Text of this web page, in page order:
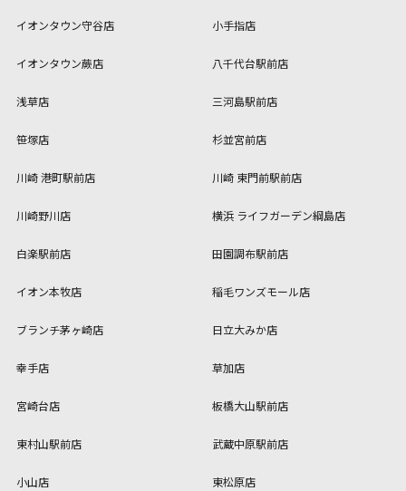
イオンタウン守谷店 小手指店
イオンタウン蕨店 八千代台駅前店
浅草店 三河島駅前店
笹塚店 杉並宮前店
川崎 港町駅前店 川崎 東門前駅前店
川崎野川店 横浜 ライフガーデン綱島店
白楽駅前店 田園調布駅前店
イオン本牧店 稲毛ワンズモール店
ブランチ茅ヶ崎店 日立大みか店
幸手店 草加店
宮崎台店 板橋大山駅前店
東村山駅前店 武蔵中原駅前店
小山店 東松原店